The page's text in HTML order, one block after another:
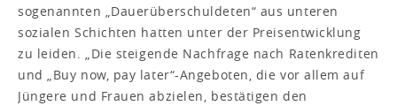
sogenannten „Dauerüberschuldeten“ aus unteren
sozialen Schichten hatten unter der Preisentwicklung
zu leiden. „Die steigende Nachfrage nach Ratenkrediten
und „Buy now, pay later“-Angeboten, die vor allem auf
Jüngere und Frauen abzielen, bestätigen den